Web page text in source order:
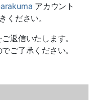
アカウント
ください。
返信いたします。
ご了承ください。